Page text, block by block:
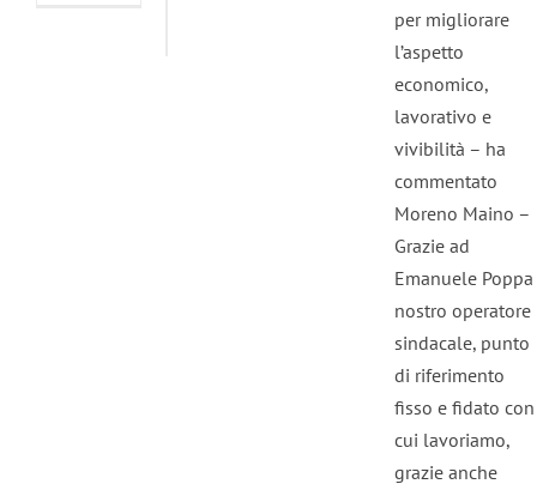
per migliorare
l’aspetto
economico,
lavorativo e
vivibilità – ha
commentato
Moreno Maino –
Grazie ad
Emanuele Poppa
nostro operatore
sindacale, punto
di riferimento
fisso e fidato con
cui lavoriamo,
grazie anche